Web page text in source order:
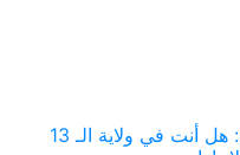
العطل الرسمية في المانيا 2026: هل أنت في ولاية الـ 13